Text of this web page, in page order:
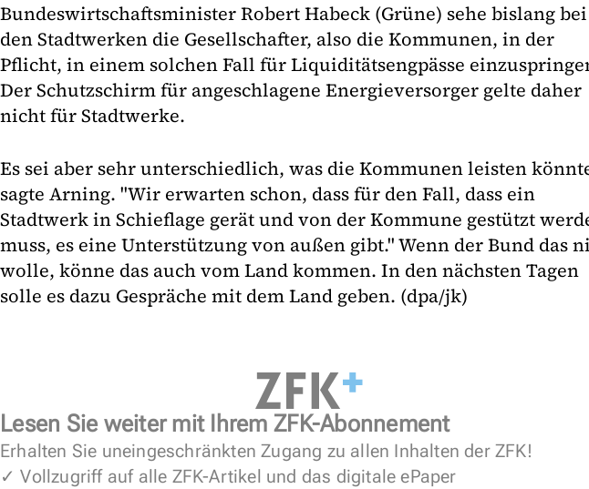
Bundeswirtschaftsminister Robert Habeck (Grüne) sehe bislang bei
den Stadtwerken die Gesellschafter, also die Kommunen, in der
Pflicht, in einem solchen Fall für Liquiditätsengpässe
Der Schutzschirm für angeschlagene Energieversorger gelte daher
nicht für Stadtwerke.
Es sei aber sehr unterschiedlich, was die Kommunen leisten
sagte Arning. "Wir erwarten schon, dass für den Fall, dass ein
Stadtwerk in Schieflage gerät und von der Kommune gestützt
muss, es eine Unterstützung von außen gibt." Wenn der Bund das
wolle, könne das auch vom Land kommen. In den nächsten Tagen
solle es dazu Gespräche mit dem Land geben. (dpa/jk)
Lesen Sie weiter mit Ihrem ZFK-Abonnement
Erhalten Sie uneingeschränkten Zugang zu allen Inhalten der ZFK!
✓ Vollzugriff auf alle ZFK-Artikel und das digitale ePaper